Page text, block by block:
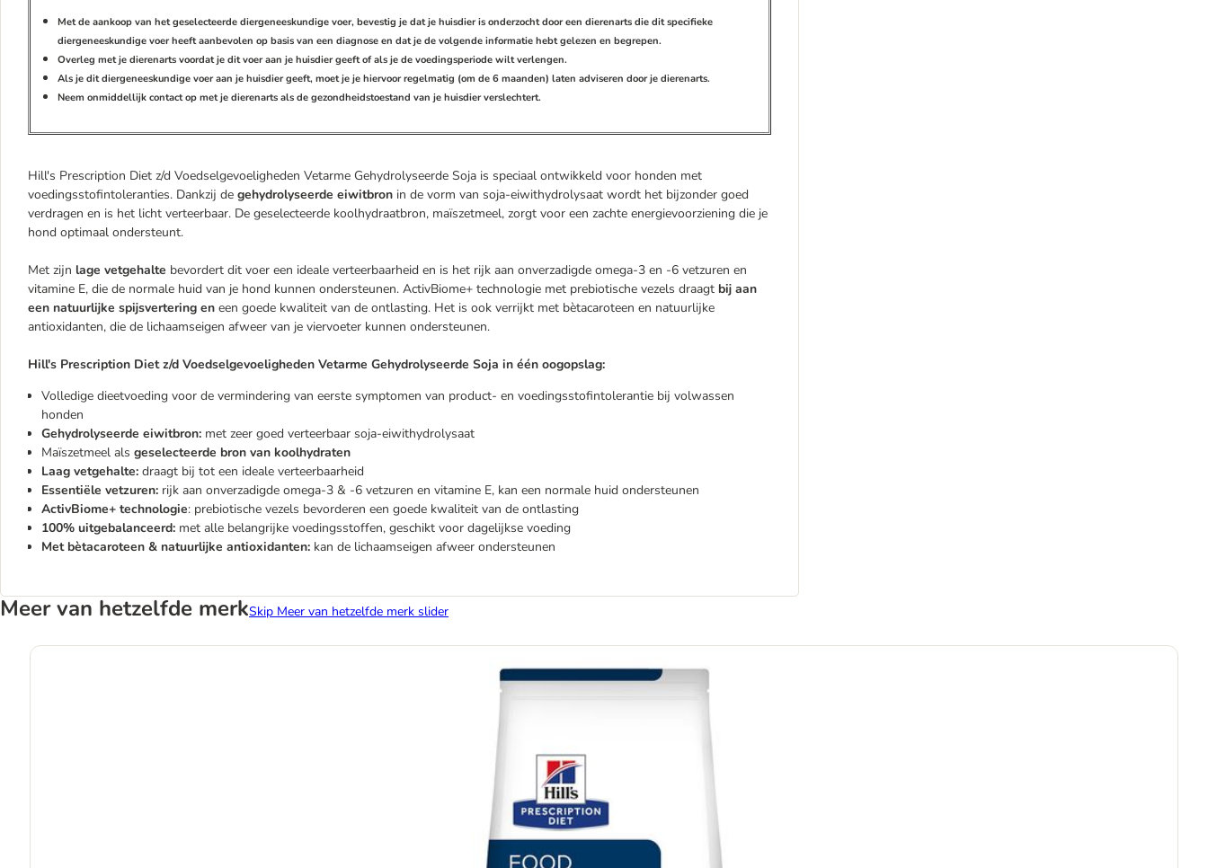
Met de aankoop van het geselecteerde diergeneeskundige voer, bevestig je dat je huisdier is onderzocht door een dierenarts die dit specifieke
diergeneeskundige voer heeft aanbevolen op basis van een diagnose en dat je de volgende informatie hebt gelezen en begrepen.
Overleg met je dierenarts voordat je dit voer aan je huisdier geeft of als je de voedingsperiode wilt verlengen.
Als je dit diergeneeskundige voer aan je huisdier geeft, moet je je hiervoor regelmatig (om de 6 maanden) laten adviseren door je dierenarts.
Neem onmiddellijk contact op met je dierenarts als de gezondheidstoestand van je huisdier verslechtert.
Hill's Prescription Diet z/d Voedselgevoeligheden Vetarme Gehydrolyseerde Soja is speciaal ontwikkeld voor honden met
voedingsstofintoleranties. Dankzij de gehydrolyseerde eiwitbron in de vorm van soja-eiwithydrolysaat wordt het bijzonder goed
verdragen en is het licht verteerbaar. De geselecteerde koolhydraatbron, maïszetmeel, zorgt voor een zachte energievoorziening die je
hond optimaal ondersteunt.
Met zijn lage vetgehalte bevordert dit voer een ideale verteerbaarheid en is het rijk aan onverzadigde omega-3 en -6 vetzuren en
vitamine E, die de normale huid van je hond kunnen ondersteunen. ActivBiome+ technologie met prebiotische vezels draagt bij aan
een natuurlijke spijsvertering en een goede kwaliteit van de ontlasting. Het is ook verrijkt met bètacaroteen en natuurlijke
antioxidanten, die de lichaamseigen afweer van je viervoeter kunnen ondersteunen.
Hill's Prescription Diet z/d Voedselgevoeligheden Vetarme Gehydrolyseerde Soja in één oogopslag:
Volledige dieetvoeding voor de vermindering van eerste symptomen van product- en voedingsstofintolerantie bij volwassen
honden
Gehydrolyseerde eiwitbron: met zeer goed verteerbaar soja-eiwithydrolysaat
Maïszetmeel als geselecteerde bron van koolhydraten
Laag vetgehalte: draagt bij tot een ideale verteerbaarheid
Essentiële vetzuren: rijk aan onverzadigde omega-3 & -6 vetzuren en vitamine E, kan een normale huid ondersteunen
ActivBiome+ technologie: prebiotische vezels bevorderen een goede kwaliteit van de ontlasting
100% uitgebalanceerd: met alle belangrijke voedingsstoffen, geschikt voor dagelijkse voeding
Met bètacaroteen & natuurlijke antioxidanten: kan de lichaamseigen afweer ondersteunen
Meer van hetzelfde merkSkip Meer van hetzelfde merk slider